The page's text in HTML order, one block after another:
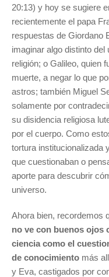
20:13) y hoy se sugiere
recientemente el papa
respuestas de Giordano
imaginar algo distinto
religión; o Galileo, quien
muerte, a negar lo que
astros; también Miguel
solamente por
su disidencia religiosa
por el cuerpo. Como
tortura institucionalizada
que cuestionaban o
aporte para descubrir
universo.
Ahora bien, recordemos
no ve con buenos ojos
ciencia como el
de conocimiento más
y Eva, castigados por